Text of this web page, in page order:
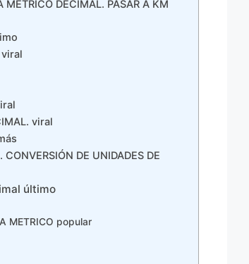
DECIMAL. PASAR A KM
viral
viral
DE UNIDADES DE
último
METRICO popular